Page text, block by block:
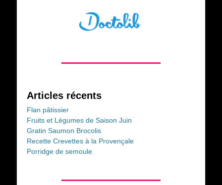
Articles récents
Flan pâtissier
Fruits et Légumes de Saison Juin
Gratin Saumon Brocolis
Recette Crevettes à la Provençale
Porridge de semoule